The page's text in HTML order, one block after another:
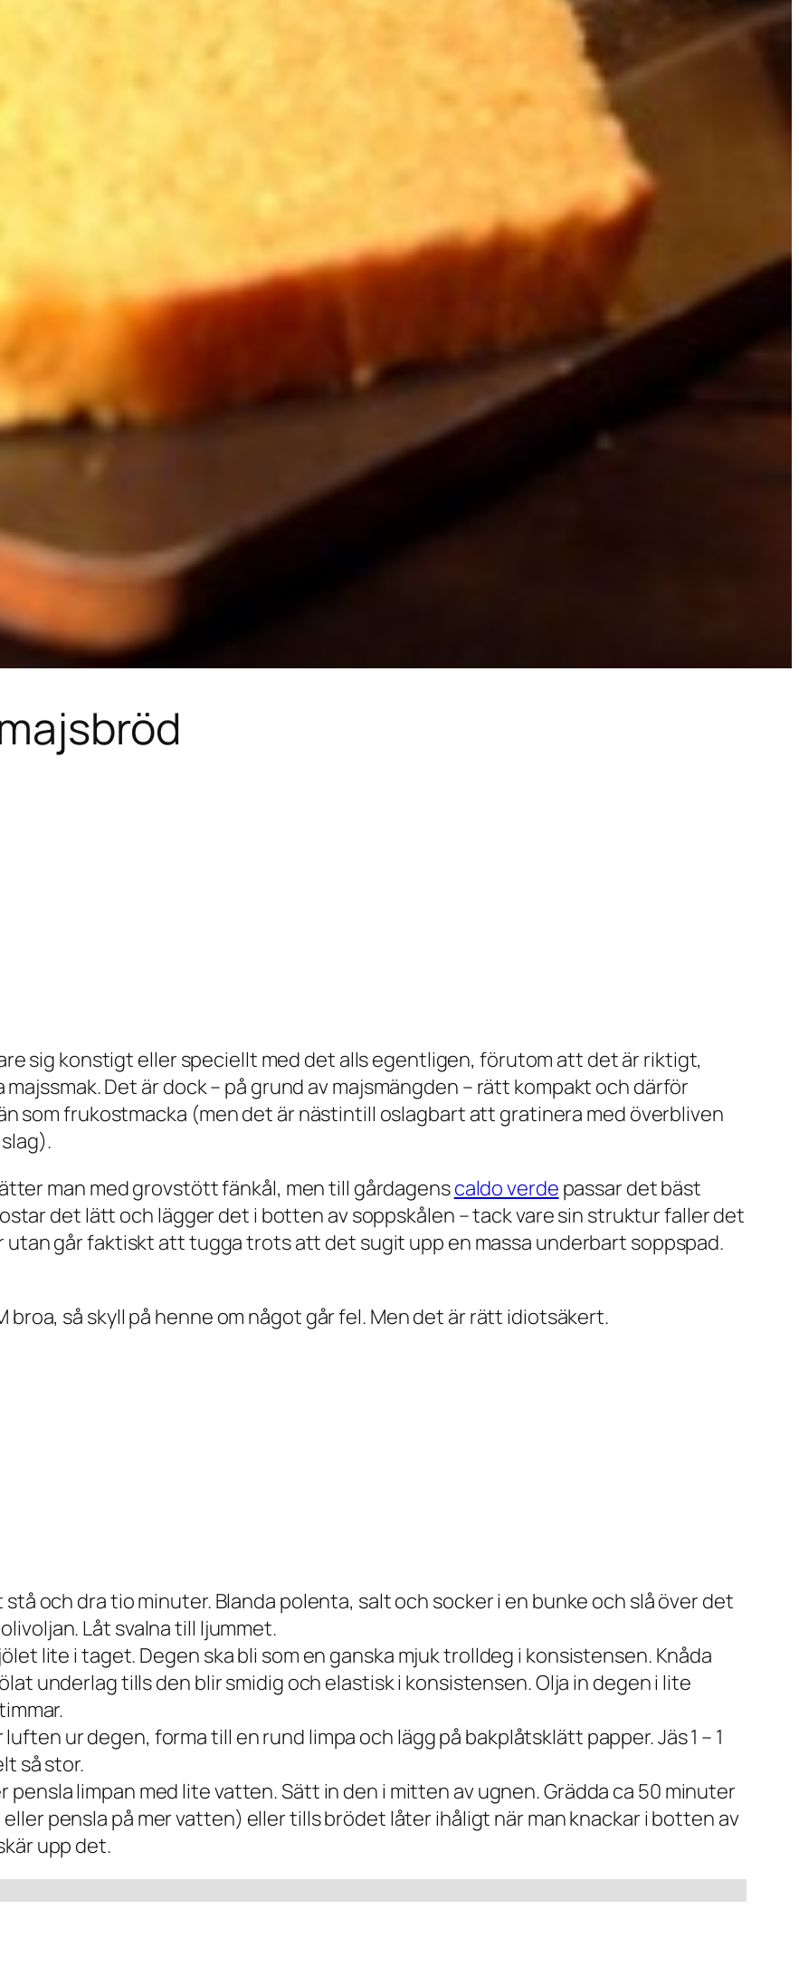
sig konstigt eller speciellt med det alls egentligen, förutom att det är riktigt,
Det är dock – på grund av majsmängden – rätt kompakt och därför
som frukostmacka (men det är nästintill oslagbart att gratinera med överbliven
man med grovstött fänkål, men till gårdagenscaldo verde passar det bäst
det lätt och lägger det i botten av soppskålen – tack vare sin struktur faller det
utan går faktiskt att tugga trots att det sugit upp en massa underbart soppspad.
broa, så skyll på henne om något går fel. Men det är rätt idiotsäkert.
och dra tio minuter. Blanda polenta, salt och socker i en bunke och slå över det
Låt svalna till ljummet.
lite i taget. Degen ska bli som en ganska mjuk trolldeg i konsistensen. Knåda
underlag tills den blir smidig och elastisk i konsistensen. Olja in degen i lite
ur degen, forma till en rund limpa och lägg på bakplåtsklätt papper. Jäs 1 – 1
så stor.
pensla limpan med lite vatten. Sätt in den i mitten av ugnen. Grädda ca 50 minuter
eller pensla på mer vatten) eller tills brödet låter ihåligt när man knackar i botten av
upp det.